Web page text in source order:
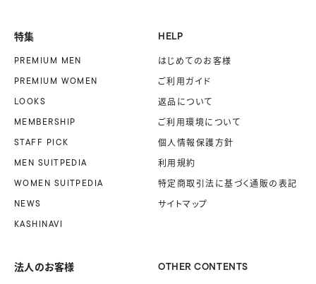
特集
PREMIUM MEN
PREMIUM WOMEN
LOOKS
MEMBERSHIP
STAFF PICK
MEN SUITPEDIA
WOMEN SUITPEDIA
NEWS
KASHINAVI
HELP
はじめてのお客様
ご利用ガイド
返品について
ご利用環境について
個人情報保護方針
利用規約
特定商取引法に基づく通販の表記
サイトマップ
法人のお客様 OTHER CONTENTS